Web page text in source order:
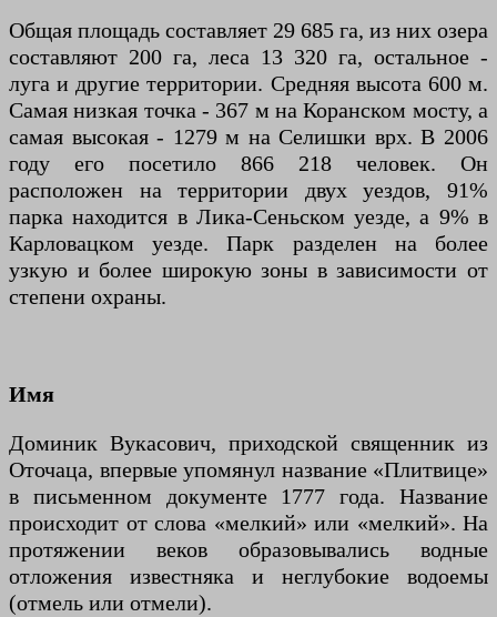
Общая площадь составляет 29 685 га, из них озера
составляют 200 га, леса 13 320 га, остальное -
луга и другие территории. Средняя высота 600 м.
Самая низкая точка - 367 м на Коранском мосту, а
самая высокая - 1279 м на Селишки врх. В 2006
году его посетило 866 218 человек. Он
расположен на территории двух уездов, 91%
парка находится в Лика-Сеньском уезде, а 9% в
Карловацком уезде. Парк разделен на более
узкую и более широкую зоны в зависимости от
степени охраны.
Имя
Доминик Вукасович, приходской священник из
Оточаца, впервые упомянул название «Плитвице»
в письменном документе 1777 года. Название
происходит от слова «мелкий» или «мелкий». На
протяжении веков образовывались водные
отложения известняка и неглубокие водоемы
(отмель или отмели).